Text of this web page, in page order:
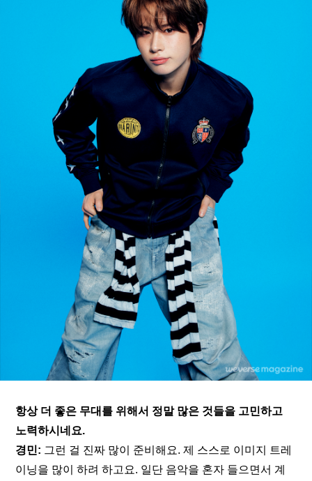
항상 더 좋은 무대를 위해서 정말 많은 것들을 고민하고
노력하시네요.
경민: 그런 걸 진짜 많이 준비해요. 제 스스로 이미지 트레
이닝을 많이 하려 하고요. 일단 음악을 혼자 들으면서 계